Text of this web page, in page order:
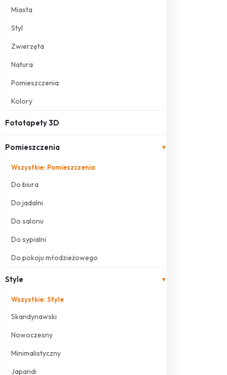
Miasta
Styl
Zwierzęta
Natura
Pomieszczenia
Kolory
Fototapety 3D
Pomieszczenia ▾
Wszystkie: Pomieszczenia
Do biura
Do jadalni
Do salonu
Do sypialni
Do pokoju młodzieżowego
Style ▾
Wszystkie: Style
Skandynawski
Nowoczesny
Minimalistyczny
Japandi